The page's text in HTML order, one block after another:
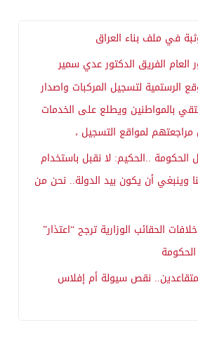
في ملف بناء العراق
العام الفريق الدكتور عدي سمير
الرستمية لتسجيل المركبات واصدار
بالمواطنين ويطلع على الخدمات
لمواقع التسجيل ،
الحكومة ..الحكيم: لا نقبل باستخدام
وينبغي أن يكون بيد الدولة.. نحن من
الحقائب الوزارية ترجح “اعتذار”
نقص سيولة أم إفلاس